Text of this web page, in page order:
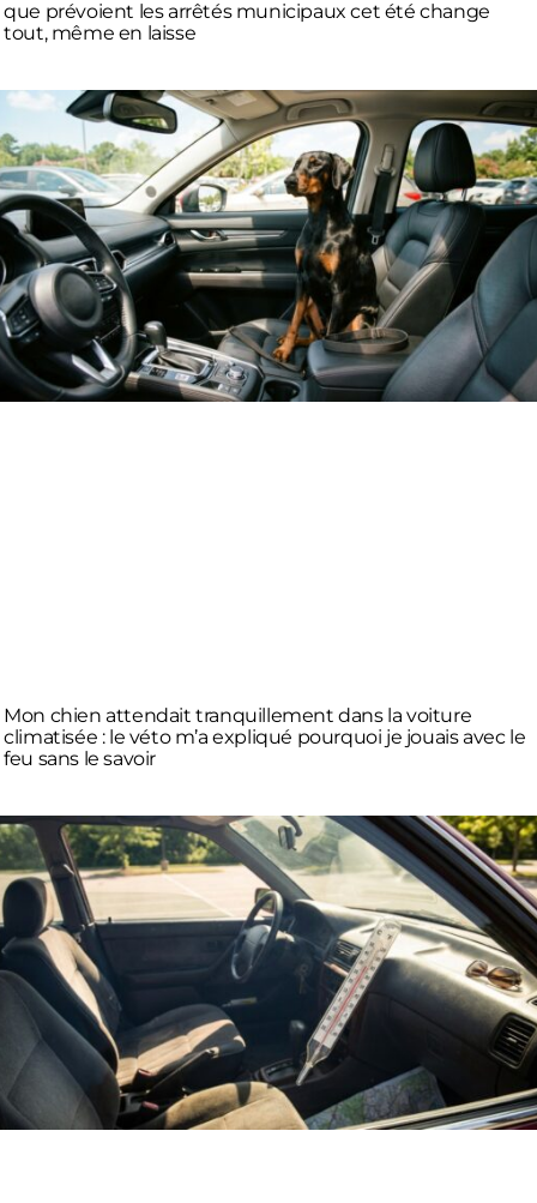
que prévoient les arrêtés municipaux cet été change
tout, même en laisse
Mon chien attendait tranquillement dans la voiture
climatisée : le véto m’a expliqué pourquoi je jouais avec le
feu sans le savoir